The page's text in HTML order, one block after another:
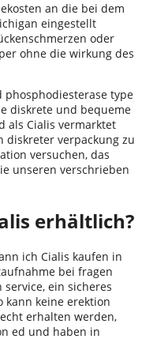
an die bei dem
eingestellt
oder
ohne die wirkung des
phosphodiesterase type
diskrete und bequeme
als Cialis vermarktet
verpackung zu
versuchen, das
unseren verschrieben
erhältlich?
ich Cialis kaufen in
bei fragen
ein sicheres
kann keine erektion
erhalten werden,
ed und haben in